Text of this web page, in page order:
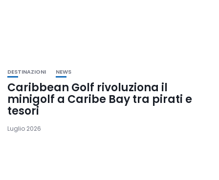
DESTINAZIONI NEWS
Caribbean Golf rivoluziona il
minigolf a Caribe Bay tra pirati e
tesori
Luglio 2026